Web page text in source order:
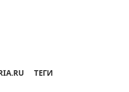
ТЕГИ